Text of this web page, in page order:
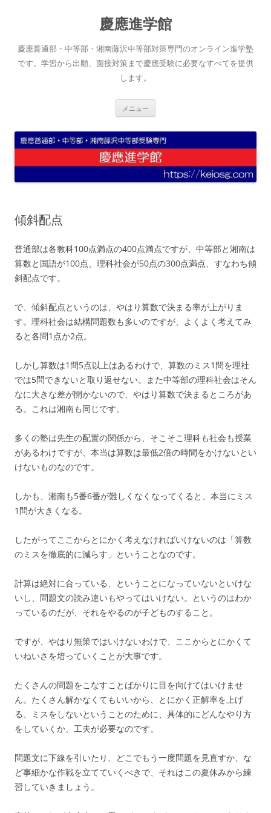
へ
ス
キ
慶應進学館
慶應普通部・中等部・湘南藤沢中等部対策専門のオンライン進学塾
です。学習から出願、面接対策まで慶應受験に必要なすべてを提供
します。
メニュー
傾斜配点
普通部は各教科100点満点の400点満点ですが、中等部と湘南は
算数と国語が100点、理科社会が50点の300点満点、すなわち傾
斜配点です。
で、傾斜配点というのは、やはり算数で決まる率が上がりま
す。理科社会は結構問題数も多いのですが、よくよく考えてみ
ると各問1点か2点。
しかし算数は1問5点以上はあるわけで、算数のミス1問を理社
では5問できないと取り返せない。また中等部の理科社会はそん
なに大きな差が開かないので、やはり算数で決まるところがあ
る。これは湘南も同じです。
多くの塾は先生の配置の関係から、そこそこ理科も社会も授業
があるわけですが、本当は算数は最低2倍の時間をかけないとい
けないものなのです。
しかも、湘南も5番6番が難しくなくなってくると、本当にミス
1問が大きくなる。
したがってここからとにかく考えなければいけないのは「算数
のミスを徹底的に減らす」ということなのです。
計算は絶対に合っている、ということになっていないといけな
いし、問題文の読み違いもやってはいけない。というのはわか
っているのだが、それをやるのが子どものすること。
ですが、やはり無策ではいけないわけで、ここからとにかくて
いねいさを培っていくことが大事です。
たくさんの問題をこなすことばかりに目を向けてはいけませ
ん。たくさん解かなくてもいいから、とにかく正解率を上げ
る、ミスをしないということのために、具体的にどんなやり方
をしていくか、工夫が必要なのです。
問題文に下線を引いたり、どこでもう一度問題を見直すか、な
ど事細かな作戦を立てていくべきで、それはこの夏休みから練
習していきましょう。